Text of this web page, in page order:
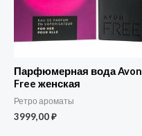
Парфюмерная вода Avon
Free женская
Ретро ароматы
3999,00₽